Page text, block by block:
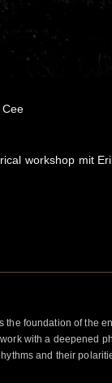
workshop mit
the foundation of the
with a deepened
and their